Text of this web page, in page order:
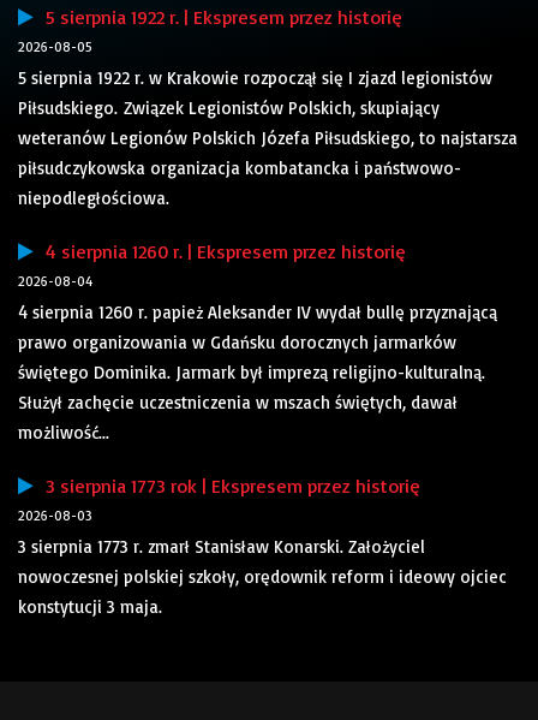
5 sierpnia 1922 r. | Ekspresem przez historię
2026-08-05
5 sierpnia 1922 r. w Krakowie rozpoczął się I zjazd legionistów
Piłsudskiego. Związek Legionistów Polskich, skupiający
weteranów Legionów Polskich Józefa Piłsudskiego, to najstarsza
piłsudczykowska organizacja kombatancka i państwowo-
niepodległościowa.
4 sierpnia 1260 r. | Ekspresem przez historię
2026-08-04
4 sierpnia 1260 r. papież Aleksander IV wydał bullę przyznającą
prawo organizowania w Gdańsku dorocznych jarmarków
świętego Dominika. Jarmark był imprezą religijno-kulturalną.
Służył zachęcie uczestniczenia w mszach świętych, dawał
możliwość...
3 sierpnia 1773 rok | Ekspresem przez historię
2026-08-03
3 sierpnia 1773 r. zmarł Stanisław Konarski. Założyciel
nowoczesnej polskiej szkoły, orędownik reform i ideowy ojciec
konstytucji 3 maja.